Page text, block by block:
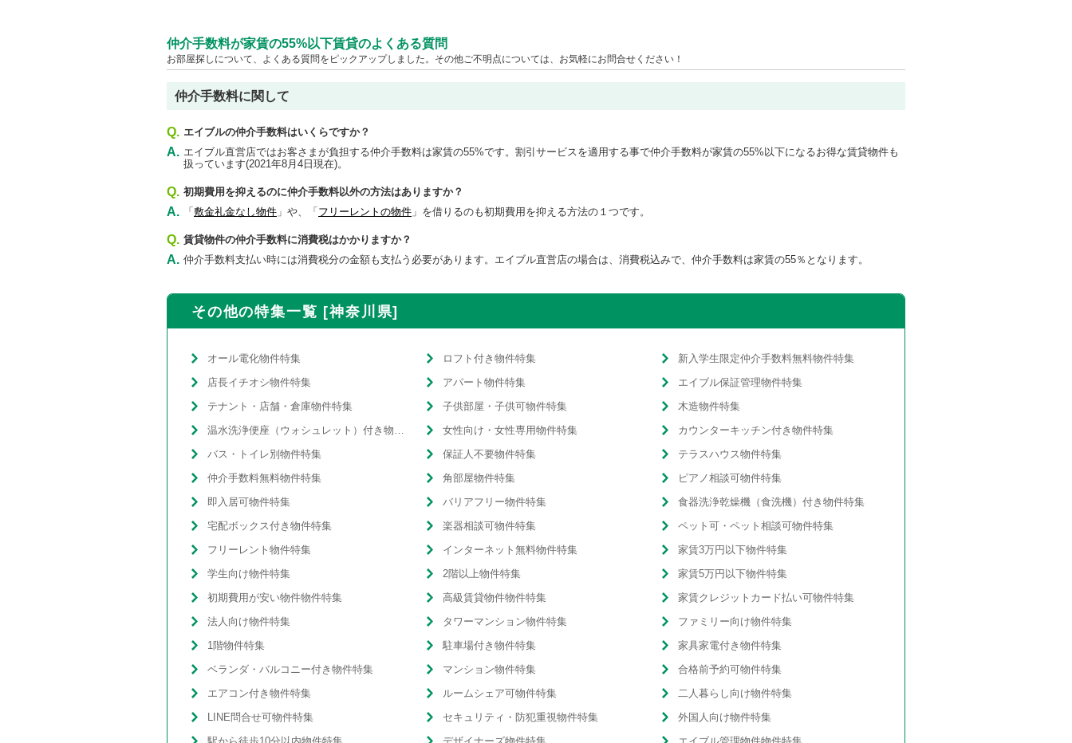
仲介手数料が家賃の55%以下賃貸のよくある質問
お部屋探しについて、よくある質問をピックアップしました。その他ご不明点については、お気軽にお問合せください！
仲介手数料に関して
Q. エイブルの仲介手数料はいくらですか？
A. エイブル直営店ではお客さまが負担する仲介手数料は家賃の55%です。割引サービスを適用する事で仲介手数料が家賃の55%以下になるお得な賃貸物件も
扱っています(2021年8月4日現在)。
Q. 初期費用を抑えるのに仲介手数料以外の方法はありますか？
A. 「 敷金礼金なし物件 」や、「 フリーレントの物件 」を借りるのも初期費用を抑える方法の１つです。
Q. 賃貸物件の仲介手数料に消費税はかかりますか？
A. 仲介手数料支払い時には消費税分の金額も支払う必要があります。エイブル直営店の場合は、消費税込みで、仲介手数料は家賃の55％となります。
その他の特集一覧 [神奈川県]
オール電化物件特集 ロフト付き物件特集
新入学生限定仲介手数料無料物件特集
店長イチオシ物件特集
アパート物件特集
エイブル保証管理物件特集
テナント・店舗・倉庫物件特集
子供部屋・子供可物件特集
木造物件特集
温水洗浄便座（ウォシュレット）付き物件特集
女性向け・女性専用物件特集
カウンターキッチン付き物件特集
バス・トイレ別物件特集
保証人不要物件特集
テラスハウス物件特集
仲介手数料無料物件特集
角部屋物件特集
ピアノ相談可物件特集
即入居可物件特集
バリアフリー物件特集
食器洗浄乾燥機（食洗機）付き物件特集
宅配ボックス付き物件特集
楽器相談可物件特集
ペット可・ペット相談可物件特集
フリーレント物件特集
インターネット無料物件特集
家賃3万円以下物件特集
学生向け物件特集
2階以上物件特集
家賃5万円以下物件特集
初期費用が安い物件物件特集
高級賃貸物件物件特集
家賃クレジットカード払い可物件特集
法人向け物件特集
タワーマンション物件特集
ファミリー向け物件特集
1階物件特集
駐車場付き物件特集
家具家電付き物件特集
ベランダ・バルコニー付き物件特集
マンション物件特集
合格前予約可物件特集
エアコン付き物件特集
ルームシェア可物件特集
二人暮らし向け物件特集
LINE問合せ可物件特集
セキュリティ・防犯重視物件特集
外国人向け物件特集